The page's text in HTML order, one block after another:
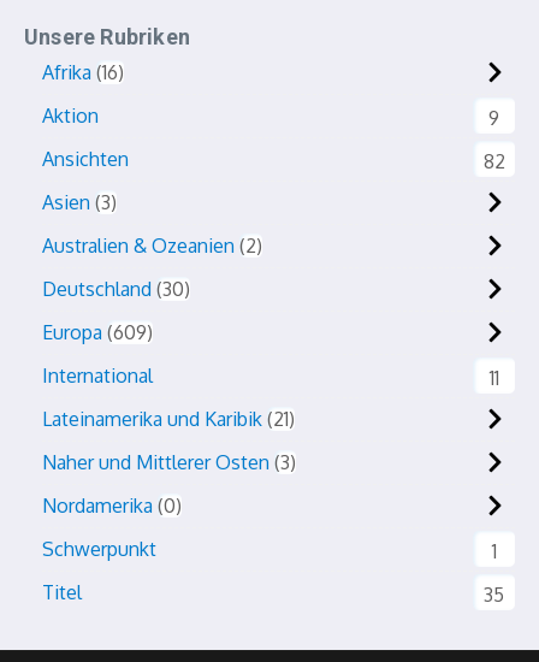
Unsere Rubriken
Afrika 16
Aktion
9
Ansichten
82
Asien 3
Australien & Ozeanien 2
Deutschland 30
Europa 609
International
11
Lateinamerika und Karibik 21
Naher und Mittlerer Osten 3
Nordamerika 0
Schwerpunkt
1
Titel
35